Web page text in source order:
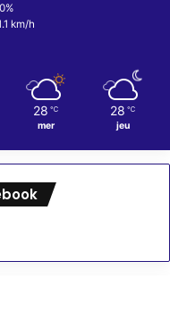
km/h
28 ℃
mer
28 ℃
jeu